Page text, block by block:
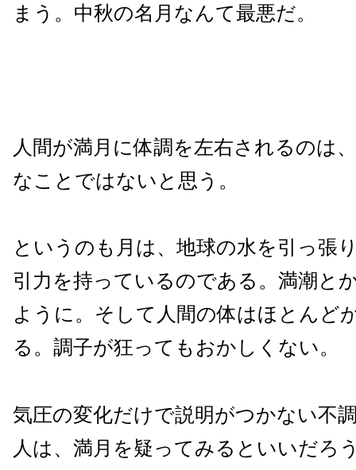
まう。中秋の名月なんて最悪だ。
人間が満月に体調を左右されるのは
なことではないと思う。
というのも月は、地球の水を引っ張
引力を持っているのである。満潮と
ように。そして人間の体はほとんど
る。調子が狂ってもおかしくない。
気圧の変化だけで説明がつかない不
人は、満月を疑ってみるといいだろ